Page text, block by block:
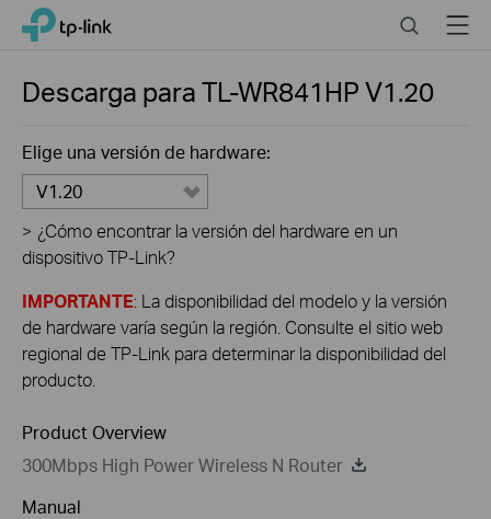
Click
navigation
TP-Link, Reliably Smart SearchMenu
Descarga paraTL-WR841HPV1.20
Elige una versión de hardware:
V1.20
> ¿Cómo encontrar la versión del hardware en un
dispositivo TP-Link?
IMPORTANTE: La disponibilidad del modelo y la versión
de hardware varía según la región. Consulte el sitio web
regional de TP-Link para determinar la disponibilidad del
producto.
Product Overview
300Mbps High Power Wireless N Router
Manual